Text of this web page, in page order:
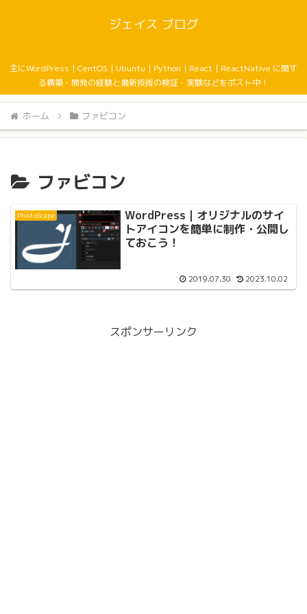
ジェイス ブログ
主にWordPress｜CentOS｜Ubuntu｜Python｜React｜ReactNative に関す
る構築・開発の経験と最新技術の検証・実験などをポスト中！
ホーム ファビコン
ファビコン
PhotoScape
WordPress｜オリジナルのサイ
トアイコンを簡単に制作・公開し
ておこう！
2019.07.30 2023.10.02
スポンサーリンク